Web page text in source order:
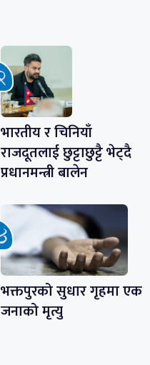
भारतीय र चिनियाँ
राजदूतलाई छुट्टाछुट्टै भेट्दै
प्रधानमन्त्री बालेन
भक्तपुरको सुधार गृहमा एक
जनाको मृत्यु